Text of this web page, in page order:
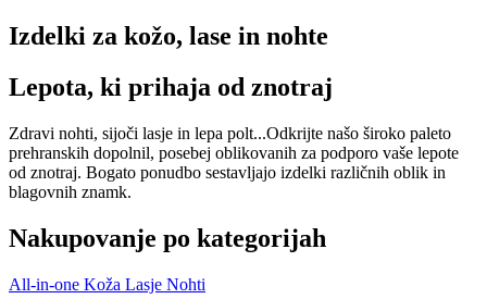
Izdelki za kožo, lase in nohte
Lepota, ki prihaja od znotraj
Zdravi nohti, sijoči lasje in lepa polt...Odkrijte našo široko paleto
prehranskih dopolnil, posebej oblikovanih za podporo vaše lepote
od znotraj. Bogato ponudbo sestavljajo izdelki različnih oblik in
blagovnih znamk.
Nakupovanje po kategorijah
All-in-one Koža Lasje Nohti